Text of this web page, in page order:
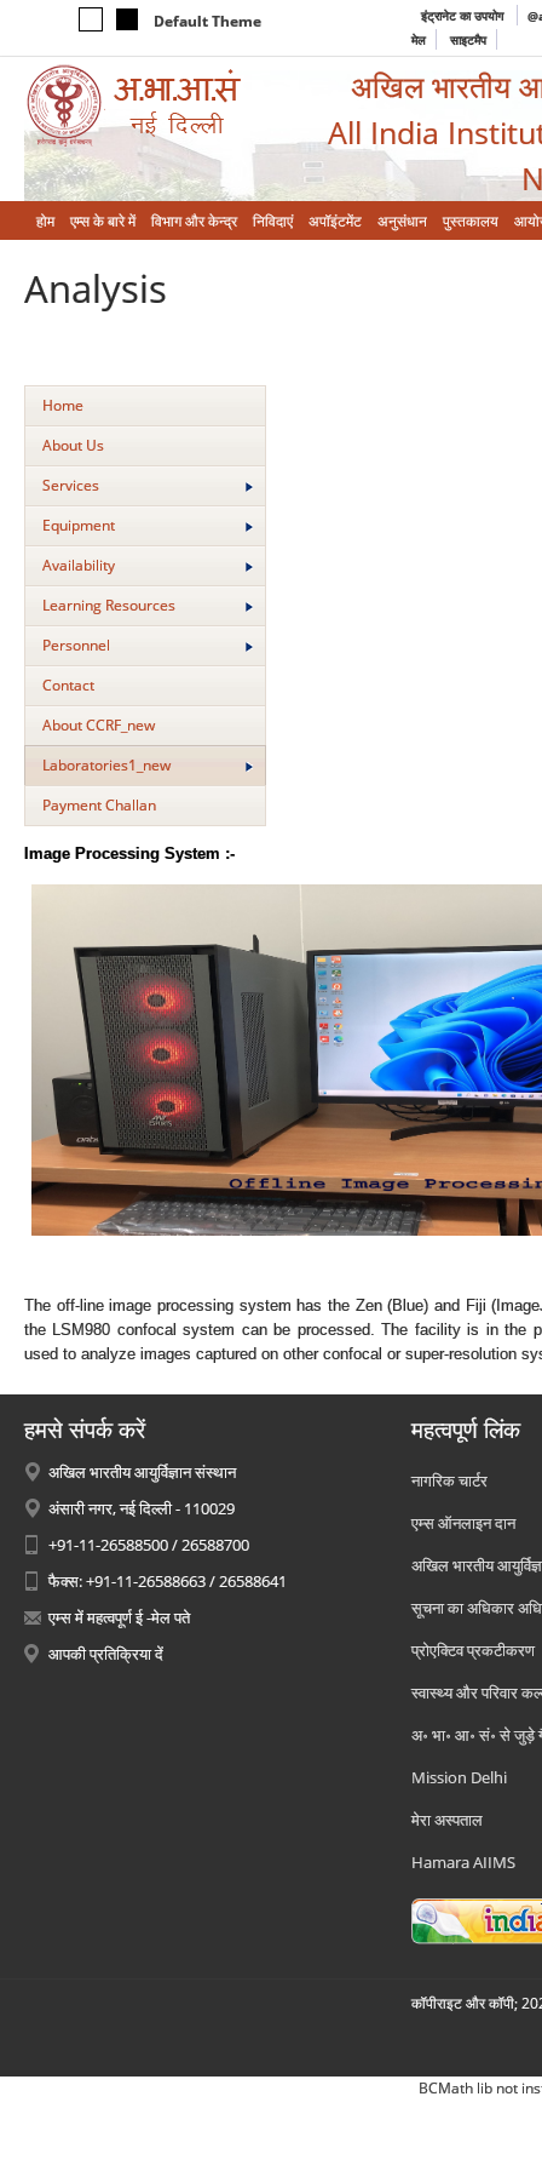
Default Theme इंट्रानेट का उपयोग
मेल
साइटमैप
अखिल भारतीय
All India
होम एम्‍स के बारे में विभाग और केन्‍द्र निविदाएं अपॉइंटमेंट अनुसंधान पुस्तकालय
Analysis
Home
About Us
Services
Equipment
Availability
Learning Resources
Personnel
Contact
About CCRF_new
Laboratories1_new
Payment Challan
Image Processing System :-
The off-line image processing system has the Zen (Blue) and Fiji
the LSM980 confocal system can be processed. The facility is in the
used to analyze images captured on other confocal or super-resolution
हमसे संपर्क करें
अखिल भारतीय आयुर्विज्ञान संस्थान
अंसारी नगर, नई दिल्ली - 110029
+91-11-26588500 / 26588700
फैक्स: +91-11-26588663 / 26588641
एम्स में महत्वपूर्ण ई -मेल पते
आपकी प्रतिक्रिया दें
महत्वपूर्ण लिंक
नागरिक चार्टर
एम्स ऑनलाइन दान
अखिल भारतीय
सूचना का अधिकार
प्रोएक्टिव प्रकटीकरण
स्वास्थ्य और परिवार
अ॰ भा॰ आ॰ सं॰ से जुड़े
Mission Delhi
मेरा अस्पताल
Hamara AIIMS
कॉपीराइट और कॉपी;
BCMath lib not